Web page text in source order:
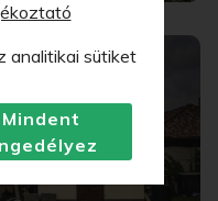
analitikai sütiket
Mindent